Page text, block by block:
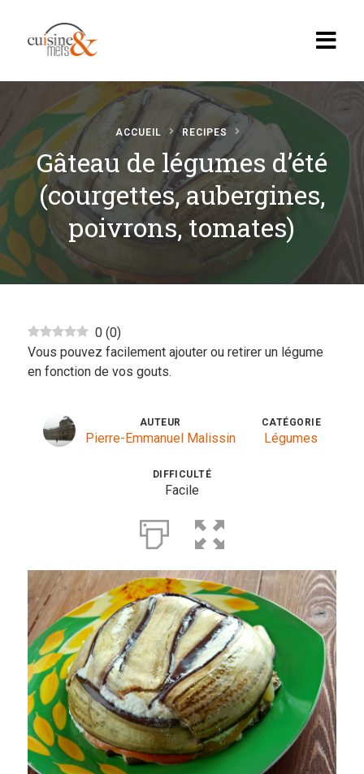
Accueil
Recettes
Apéritif, brunch…
Diabete
En vedette
Légumes
Poissons, coquillages, crustacés
Sans gluten
Sans lactose
Sans sel
Sauces et accompagnements
Végétarien
Viandes
ACCUEIL RECIPES
Gâteau de légumes d’été
(courgettes, aubergines,
poivrons, tomates)
0 (0)
Vous pouvez facilement ajouter ou retirer un légume
en fonction de vos gouts.
AUTEUR
Pierre-Emmanuel Malissin
CATÉGORIE
Légumes
DIFFICULTÉ
Facile